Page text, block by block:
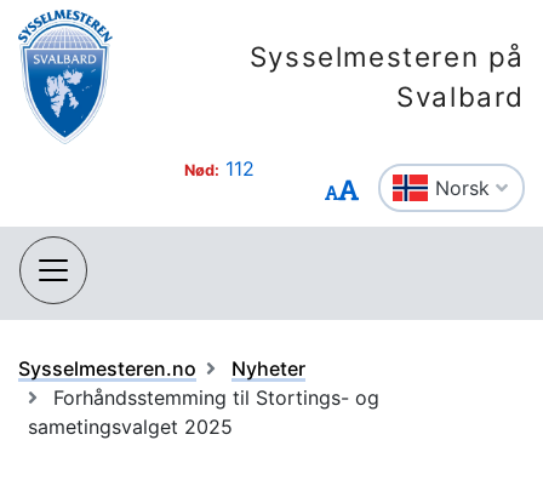
Sysselmesteren på
Svalbard
Nød: 112
Norsk
Sysselmesteren.no
Nyheter
Forhåndsstemming til Stortings- og
sametingsvalget 2025